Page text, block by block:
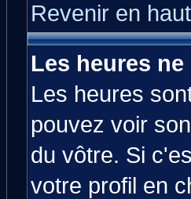
Revenir en
Les heures
Les heures
pouvez voir
du vôtre. Si
votre profil en